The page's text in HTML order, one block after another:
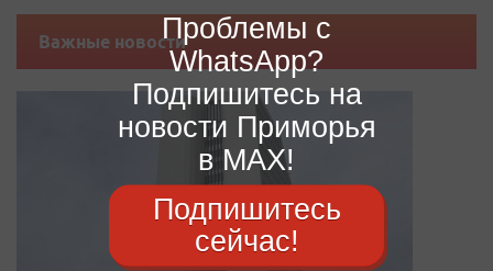
Важные новостиПроблемы с
WhatsApp?
Подпишитесь на
новости Приморья
в MAX!
Подпишитесь
сейчас!